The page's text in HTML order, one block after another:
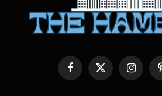
Facebook
X
(Twitter)